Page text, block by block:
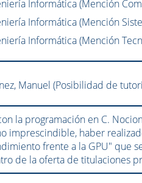
Informática (Mención
Informática (Mención
Informática (Mención
Manuel (Posibilidad de
la programación en C.
imprescindible, haber
frente a la GPU" que
de la oferta de titulaciones